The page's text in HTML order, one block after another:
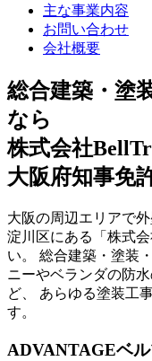
主な事業内容
お問い合わせ
会社概要
総合建築・塗
なら
株式会社
大阪府知事免
大阪の周辺エリアで
淀川区にある「株式
い。 総合建築・塗装
ニーやベランダの防
ど、 あらゆる塗装工
す。
ADVANTAGEベ